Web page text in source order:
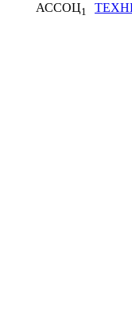
АССОЦ1